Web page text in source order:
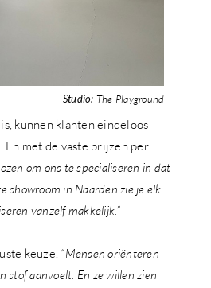
Studio: The Playground
kunnen klanten eindeloos
met de vaste prijzen per
om ons te specialiseren in dat
showroom in Naarden zie je elk
vanzelf makkelijk.”
keuze. “Mensen oriënteren
stof aanvoelt. En ze willen zien